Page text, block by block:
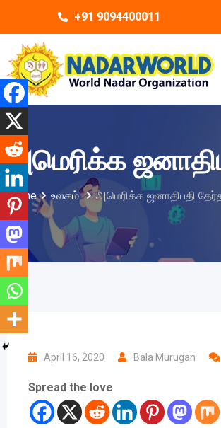
+91 9094400011
அமெரிக்க
Home உலகம் அமெரிக்க ஜனாதிபதி
April 16, 2020 Bala Murugan
Spread the love